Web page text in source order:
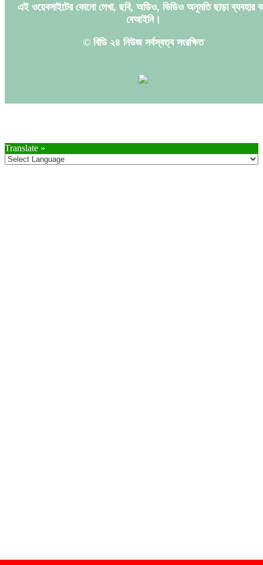
এই ওয়েবসাইটের কোনো লেখা, ছবি, অডিও, ভিডিও অনুমতি ছাড়া ব্যবহার
বেআইনি।
© বিডি ২৪ নিউজ সর্বস্বত্ব সংরক্ষিত
Translate »